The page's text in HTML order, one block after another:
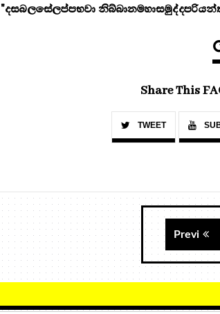
"දසබලසේලප්පභවා
Share This
TWEET
Previ